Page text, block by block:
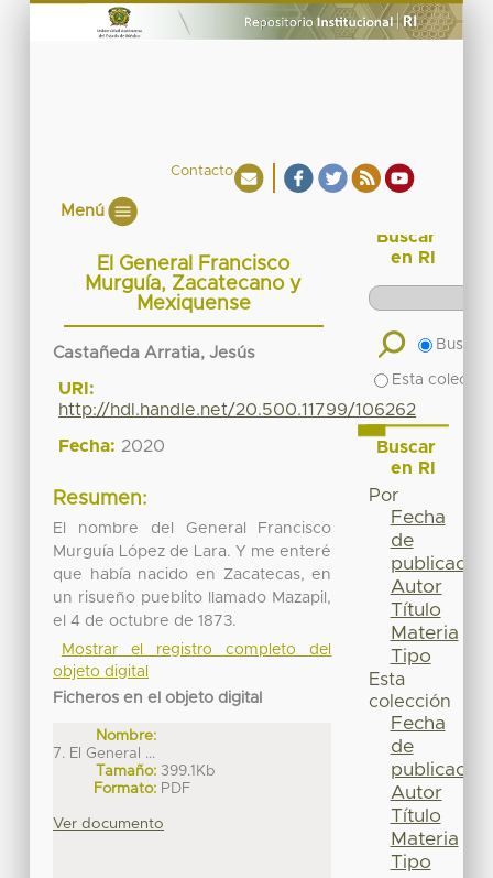
Contacto
Menú
El General Francisco
Murguía, Zacatecano y
Mexiquense
Castañeda Arratia, Jesús
URI:
http://hdl.handle.net/20.500.11799/106262
Fecha: 2020
Resumen:
El nombre del General Francisco
Murguía López de Lara. Y me enteré
que había nacido en Zacatecas, en
un risueño pueblito llamado Mazapil,
el 4 de octubre de 1873.
Mostrar el registro completo del
objeto digital
Ficheros en el objeto digital
Nombre:
7. El General ...
Tamaño: 399.1Kb
Formato: PDF
Ver documento
Buscar
en RI
Buscar
Esta
Buscar
en RI
Por
Fecha
de
publicación
Autor
Título
Materia
Tipo
Esta
colección
Fecha
de
publicación
Autor
Título
Materia
Tipo